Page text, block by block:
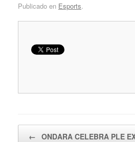
Publicado en Esports.
← ONDARA CELEBRA PLE